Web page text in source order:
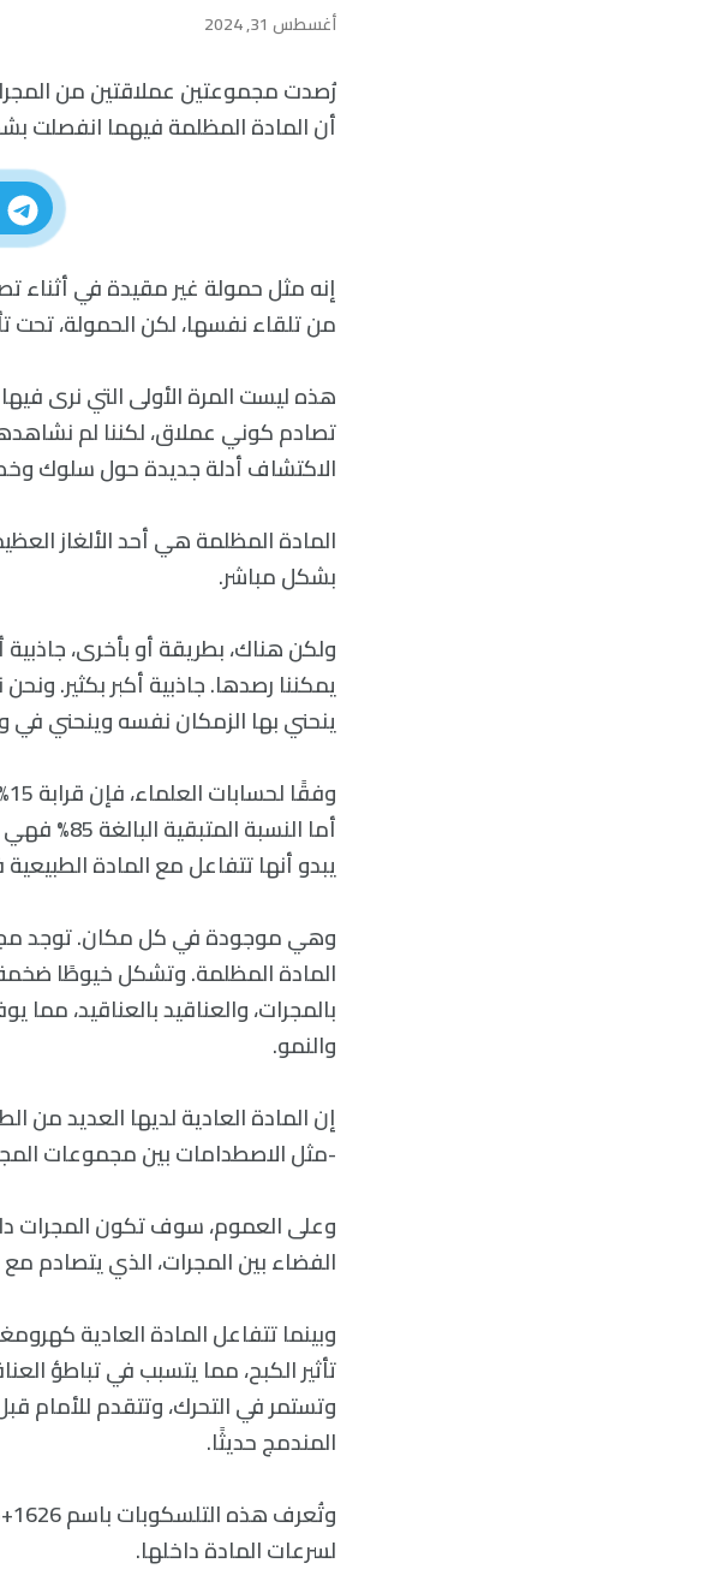
أغسطس 31, 2024
رُصدت مجموعتين عملاقتين من
أن المادة المظلمة فيهما انفصلت
إنه مثل حمولة غير مقيدة في أثناء
من تلقاء نفسها، لكن الحمولة، تحت
هذه ليست المرة الأولى التي نرى
تصادم كوني عملاق، لكننا لم
الاكتشاف أدلة جديدة حول سلوك
المادة المظلمة هي أحد الألغاز
بشكل مباشر.
ولكن هناك، بطريقة أو بأخرى، جاذبية
يمكننا رصدها. جاذبية أكبر بكثير.
ينحني بها الزمكان نفسه وينحني
أما
يبدو أنها تتفاعل مع المادة
وهي موجودة في كل مكان. توجد
المادة المظلمة. وتشكل خيوطًا ضخمة
بالمجرات، والعناقيد بالعناقيد،
والنمو.
إن المادة العادية لديها العديد من
-مثل الاصطدامات بين مجموعات
وعلى العموم، سوف تكون المجرات
الفضاء بين المجرات، الذي يتصادم
وبينما تتفاعل المادة العادية
تأثير الكبح، مما يتسبب في تباطؤ
وتستمر في التحرك، وتتقدم للأمام
المندمج حديثًا.
لسرعات المادة داخلها.